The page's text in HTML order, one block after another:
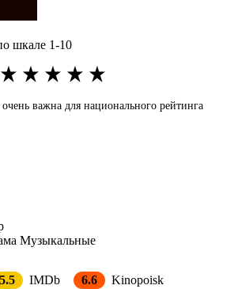
шкале 1-10
важна для национального рейтинга
Музыкальные
5.5 IMDb 6.6 Kinopoisk